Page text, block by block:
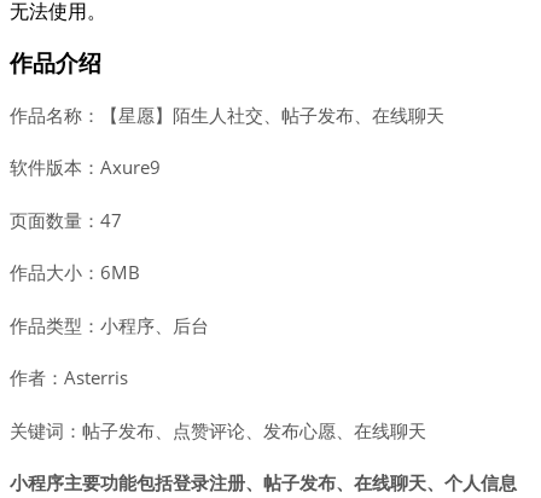
无法使用。
作品介绍
作品名称：【星愿】陌生人社交、帖子发布、在线聊天
软件版本：Axure9
页面数量：47
作品大小：6MB
作品类型：小程序、后台
作者：Asterris
关键词：帖子发布、点赞评论、发布心愿、在线聊天
小程序主要功能包括登录注册、帖子发布、在线聊天、个人信息